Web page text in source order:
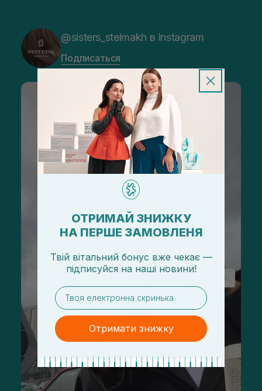
@sisters_stelmakh в Instagram
Подписаться
ОТРИМАЙ ЗНИЖКУ
НА ПЕРШЕ ЗАМОВЛЕНЯ
Твій вітальний бонус вже чекає —
підписуйся на наші новини!
email
Отримати знижку